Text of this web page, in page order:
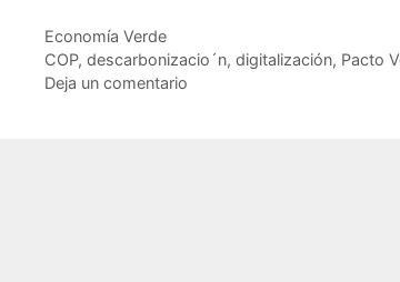
Categorías
Economía Verde
Etiquetas
COP, descarbonizacio´n, digitalización, Pacto
Deja un comentario